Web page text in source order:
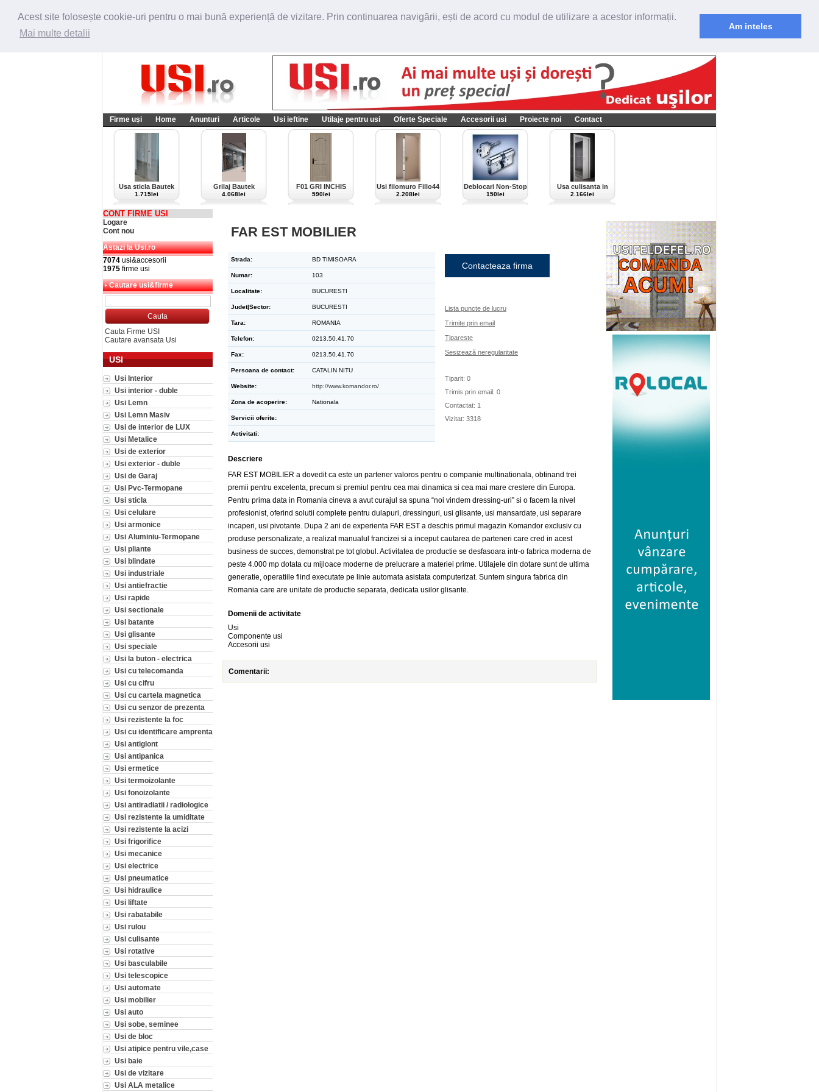
Acest site folosește cookie-uri pentru o mai bună experiență de vizitare. Prin continuarea navigării, ești de acord cu modul de utilizare a acestor informații.
Mai multe detalii
Am inteles
Firme uși Home Anunturi Articole Usi ieftine Utilaje pentru usi Oferte Speciale Accesorii usi Proiecte noi Contact
Usa sticla Bautek
1.715lei
Grilaj Bautek
4.068lei
F01 GRI INCHIS
590lei
Usi filomuro Fillo44
import Italia
2.208lei
Deblocari Non-Stop
150lei
Usa culisanta in
perete Scrigno,
2.166lei
CONT FIRME USI
Logare
Cont nou
Astazi la Usi.ro
7074 usi&accesorii
1975 firme usi
Cautare usi&firme
Cauta Firme USI
Cautare avansata Usi
USI
Usi Interior
Usi interior - duble
Usi Lemn
Usi Lemn Masiv
Usi de interior de LUX
Usi Metalice
Usi de exterior
Usi exterior - duble
Usi de Garaj
Usi Pvc-Termopane
Usi sticla
Usi celulare
Usi armonice
Usi Aluminiu-Termopane
Usi pliante
Usi blindate
Usi industriale
Usi antiefractie
Usi rapide
Usi sectionale
Usi batante
Usi glisante
Usi speciale
Usi la buton - electrica
Usi cu telecomanda
Usi cu cifru
Usi cu cartela magnetica
Usi cu senzor de prezenta
Usi rezistente la foc
Usi cu identificare amprenta
Usi antiglont
Usi antipanica
Usi ermetice
Usi termoizolante
Usi fonoizolante
Usi antiradiatii / radiologice
Usi rezistente la umiditate
Usi rezistente la acizi
Usi frigorifice
Usi mecanice
Usi electrice
Usi pneumatice
Usi hidraulice
Usi liftate
Usi rabatabile
Usi rulou
Usi culisante
Usi rotative
Usi basculabile
Usi telescopice
Usi automate
Usi mobilier
Usi auto
Usi sobe, seminee
Usi de bloc
Usi atipice pentru vile,case
Usi baie
Usi de vizitare
Usi ALA metalice
FAR EST MOBILIER
Strada: BD TIMISOARA
Numar: 103
Localitate: BUCURESTI
Judet|Sector: BUCURESTI
Tara: ROMANIA
Telefon: 0213.50.41.70
Fax: 0213.50.41.70
Persoana de contact: CATALIN NITU
Website: http://www.komandor.ro/
Zona de acoperire: Nationala
Servicii oferite:
Activitati:
Contacteaza firma
Lista puncte de lucru
Trimite prin email
Tipareste
Sesizează neregularitate
Tiparit: 0
Trimis prin email: 0
Contactat: 1
Vizitat: 3318
Descriere
FAR EST MOBILIER a dovedit ca este un partener valoros pentru o companie multinationala, obtinand trei
premii pentru excelenta, precum si premiul pentru cea mai dinamica si cea mai mare crestere din Europa.
Pentru prima data in Romania cineva a avut curajul sa spuna “noi vindem dressing-uri” si o facem la nivel
profesionist, oferind solutii complete pentru dulapuri, dressinguri, usi glisante, usi mansardate, usi separare
incaperi, usi pivotante. Dupa 2 ani de experienta FAR EST a deschis primul magazin Komandor exclusiv cu
produse personalizate, a realizat manualul francizei si a inceput cautarea de parteneri care cred in acest
business de succes, demonstrat pe tot globul. Activitatea de productie se desfasoara intr-o fabrica moderna de
peste 4.000 mp dotata cu mijloace moderne de prelucrare a materiei prime. Utilajele din dotare sunt de ultima
generatie, operatiile fiind executate pe linie automata asistata computerizat. Suntem singura fabrica din
Romania care are unitate de productie separata, dedicata usilor glisante.
Domenii de activitate
Usi
Componente usi
Accesorii usi
Comentarii: